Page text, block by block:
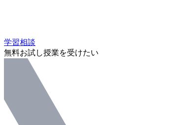
学習相談
無料お試し授業を受けたい